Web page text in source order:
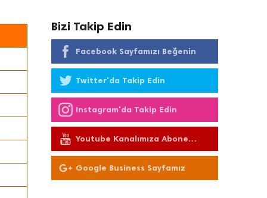
Bizi Takip Edin
Facebook Sayfamızı Beğenin
Twitter'da Takip Edin
Instagram'da Takip Edin
Youtube Kanalımıza Abone
Olun
Google Business Sayfamız